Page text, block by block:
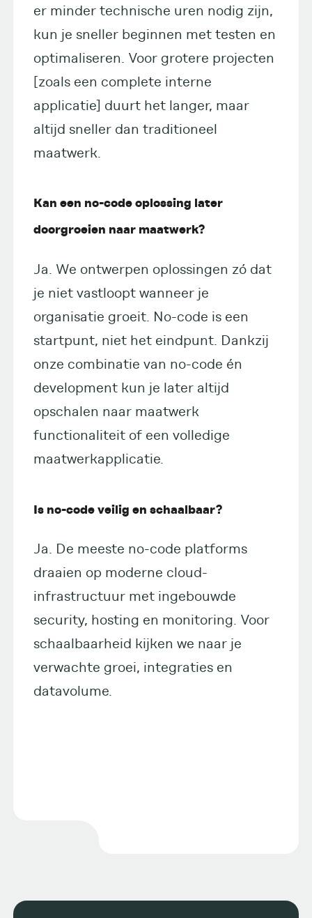
er minder technische uren nodig zijn,
kun je sneller beginnen met testen en
optimaliseren. Voor grotere projecten
[zoals een complete interne
applicatie] duurt het langer, maar
altijd sneller dan traditioneel
maatwerk.
Kan een no-code oplossing later
doorgroeien naar maatwerk?
Ja. We ontwerpen oplossingen zó dat
je niet vastloopt wanneer je
organisatie groeit. No-code is een
startpunt, niet het eindpunt. Dankzij
onze combinatie van no-code én
development kun je later altijd
opschalen naar maatwerk
functionaliteit of een volledige
maatwerkapplicatie.
Is no-code veilig en schaalbaar?
Ja. De meeste no-code platforms
draaien op moderne cloud-
infrastructuur met ingebouwde
security, hosting en monitoring. Voor
schaalbaarheid kijken we naar je
verwachte groei, integraties en
datavolume.